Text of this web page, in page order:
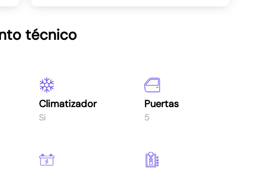
técnico
Climatizador
Si
Puertas
5